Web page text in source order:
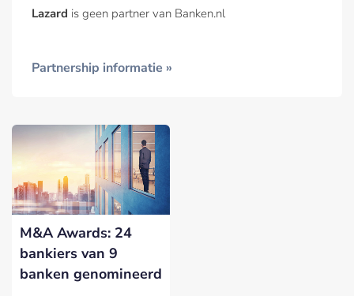
Lazard is geen partner van Banken.nl
Partnership informatie »
M&A Awards: 24
bankiers van 9
banken genomineerd